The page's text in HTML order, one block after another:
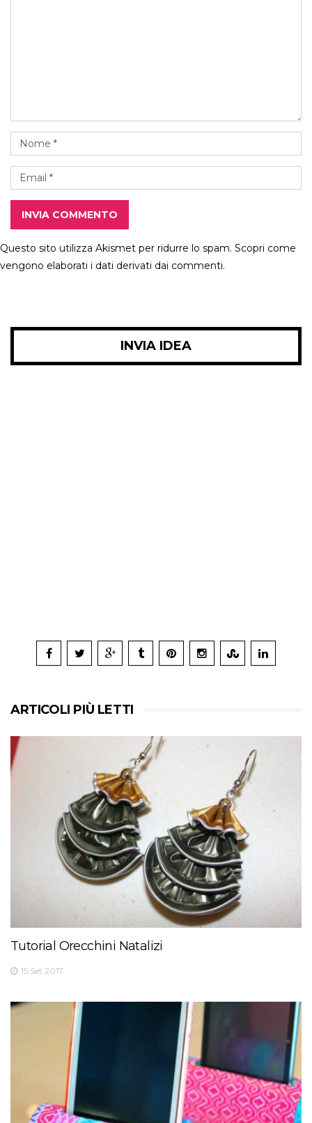
INVIA COMMENTO
Questo sito utilizza Akismet per ridurre lo spam. Scopri come
vengono elaborati i dati derivati dai commenti.
INVIA IDEA
ARTICOLI PIÙ LETTI
Tutorial Orecchini Natalizi
15 Set 2017